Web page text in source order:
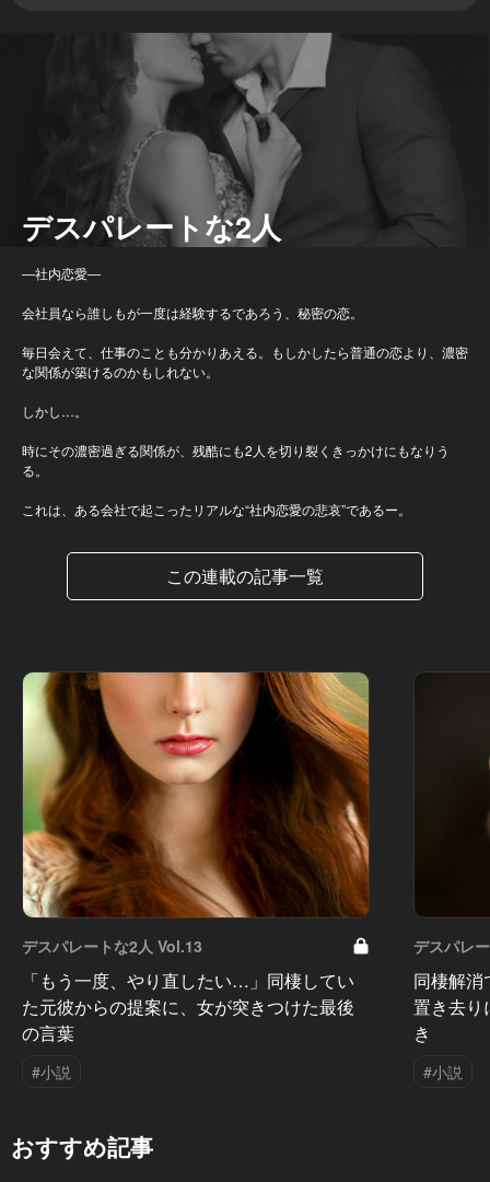
デスパレートな2人
―社内恋愛―
会社員なら誰しもが一度は経験するであろう、秘密の恋。
毎日会えて、仕事のことも分かりあえる。もしかしたら普通の恋より、濃密
な関係が築けるのかもしれない。
しかし…。
時にその濃密過ぎる関係が、残酷にも2人を切り裂くきっかけにもなりう
る。
これは、ある会社で起こったリアルな“社内恋愛の悲哀”であるー。
この連載の記事一覧
デスパレートな2人 Vol.13
「もう一度、やり直したい…」同棲してい
た元彼からの提案に、女が突きつけた最後
の言葉
#小説
デスパレ
同棲解消
置き去り
き
#小説
おすすめ記事